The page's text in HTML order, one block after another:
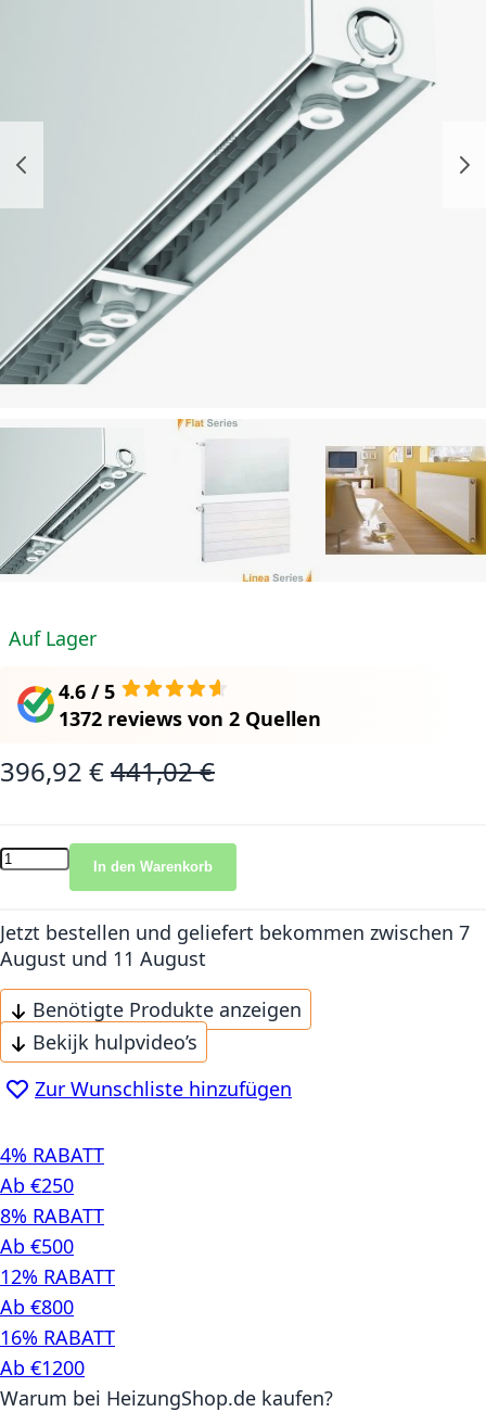
Auf Lager
4.6 / 5
1372 reviews von 2 Quellen
Sonderangebot
396,92 € Normalpreis
441,02 €
In den Warenkorb
Jetzt bestellen und geliefert bekommen zwischen 7
August und 11 August
Benötigte Produkte anzeigen
Bekijk hulpvideo’s
Zur Wunschliste hinzufügen
4% RABATT
Ab €250
8% RABATT
Ab €500
12% RABATT
Ab €800
16% RABATT
Ab €1200
Warum bei HeizungShop.de kaufen?